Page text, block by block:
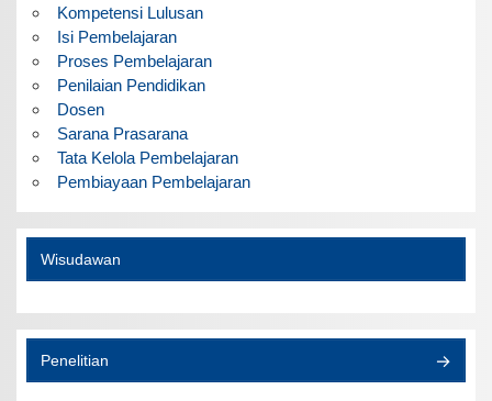
Kompetensi Lulusan
Isi Pembelajaran
Proses Pembelajaran
Penilaian Pendidikan
Dosen
Sarana Prasarana
Tata Kelola Pembelajaran
Pembiayaan Pembelajaran
Wisudawan
Penelitian